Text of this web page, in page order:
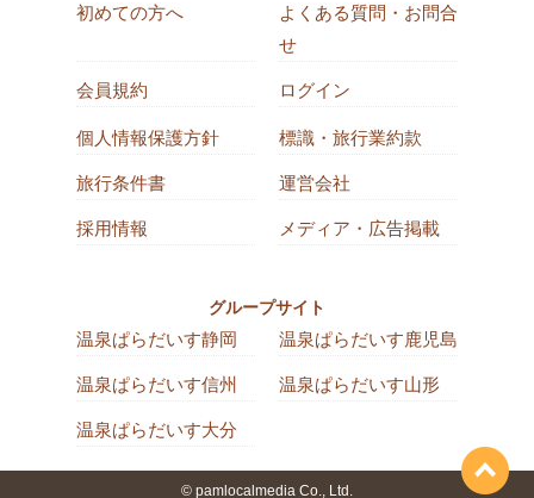
初めての方へ
よくある質問・お問合
せ
会員規約 ログイン
個人情報保護方針 標識・旅行業約款
旅行条件書 運営会社
採用情報 メディア・広告掲載
グループサイト
温泉ぱらだいす静岡 温泉ぱらだいす鹿児島
温泉ぱらだいす信州 温泉ぱらだいす山形
温泉ぱらだいす大分
© pamlocalmedia Co., Ltd.